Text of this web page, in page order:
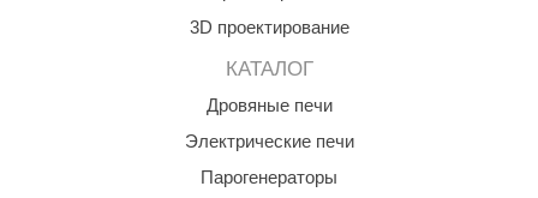
3D проектирование
КАТАЛОГ
Дровяные печи
Электрические печи
Парогенераторы